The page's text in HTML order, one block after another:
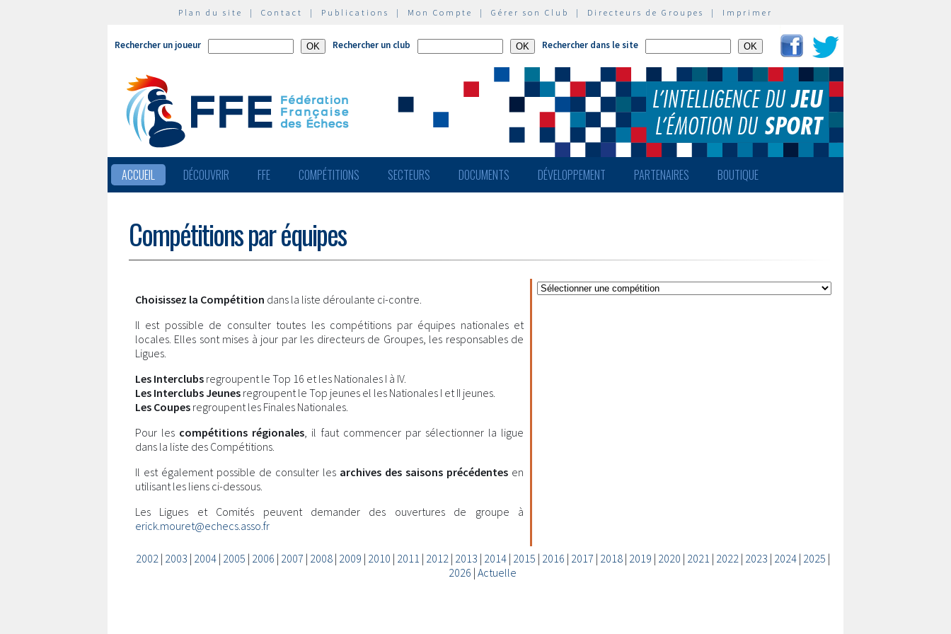
Plan du site | Contact | Publications | Mon Compte | Gérer son Club | Directeurs de Groupes | Imprimer
Rechercher un joueur Rechercher un club Rechercher dans le site
ACCUEIL DÉCOUVRIR FFE COMPÉTITIONS SECTEURS DOCUMENTS DÉVELOPPEMENT PARTENAIRES BOUTIQUE
Compétitions par équipes
Choisissez la Compétition dans la liste déroulante ci-contre.
Il est possible de consulter toutes les compétitions par équipes nationales et
locales. Elles sont mises à jour par les directeurs de Groupes, les responsables de
Ligues.
Les Interclubs regroupent le Top 16 et les Nationales I à IV.
Les Interclubs Jeunes regroupent le Top jeunes el les Nationales I et II jeunes.
Les Coupes regroupent les Finales Nationales.
Pour les compétitions régionales, il faut commencer par sélectionner la ligue
dans la liste des Compétitions.
Il est également possible de consulter les archives des saisons précédentes en
utilisant les liens ci-dessous.
Les Ligues et Comités peuvent demander des ouvertures de groupe à
erick.mouret@echecs.asso.fr
2002| 2003 | 2004| 2005 | 2006 | 2007 | 2008| 2009 | 2010 | 2011 | 2012| 2013 | 2014| 2015 | 2016 | 2017 | 2018| 2019 | 2020 | 2021 | 2022| 2023 | 2024| 2025 |
2026 | Actuelle